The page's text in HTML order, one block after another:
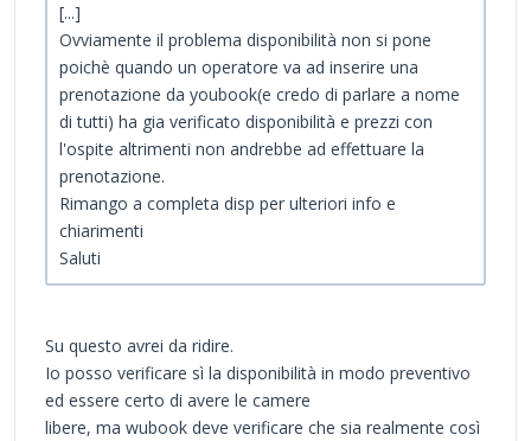
[...]
Ovviamente il problema disponibilità non si pone
poichè quando un operatore va ad inserire una
prenotazione da youbook(e credo di parlare a nome
di tutti) ha gia verificato disponibilità e prezzi con
l'ospite altrimenti non andrebbe ad effettuare la
prenotazione.
Rimango a completa disp per ulteriori info e
chiarimenti
Saluti
Su questo avrei da ridire.
Io posso verificare sì la disponibilità in modo preventivo
ed essere certo di avere le camere
libere, ma wubook deve verificare che sia realmente così